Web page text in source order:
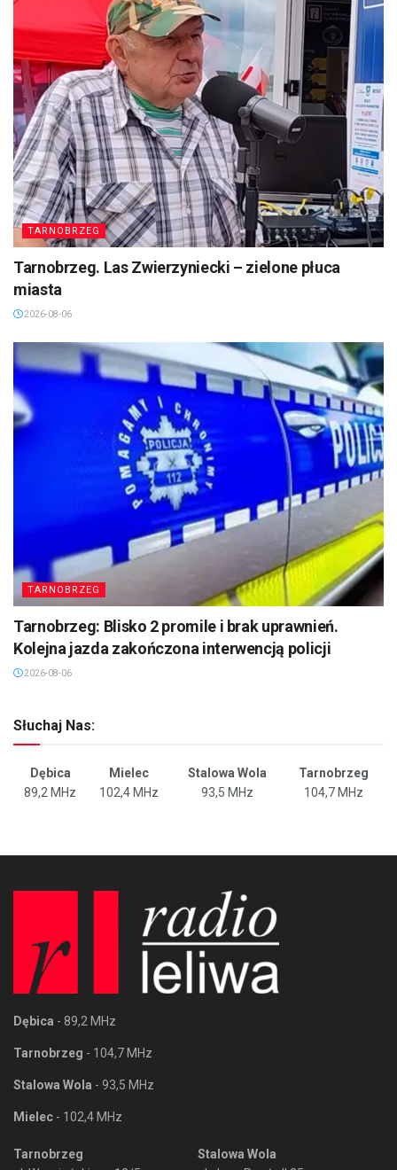
TARNOBRZEG
Tarnobrzeg. Las Zwierzyniecki – zielone płuca
miasta
2026-08-06
TARNOBRZEG
Tarnobrzeg: Blisko 2 promile i brak uprawnień.
Kolejna jazda zakończona interwencją policji
2026-08-06
Słuchaj Nas:
Dębica Mielec Stalowa Wola
Tarnobrzeg
89,2 MHz
102,4 MHz 93,5 MHz 104,7 MHz
Dębica - 89,2 MHz
Tarnobrzeg - 104,7 MHz
Stalowa Wola - 93,5 MHz
Mielec - 102,4 MHz
Tarnobrzeg
Stalowa Wola